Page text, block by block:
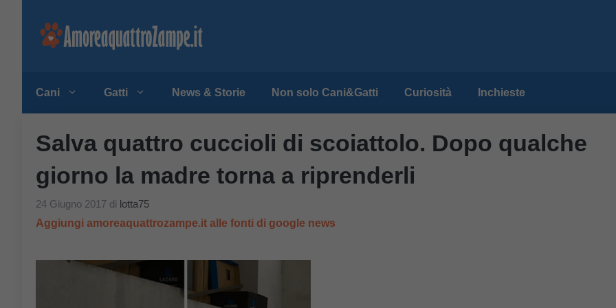
Cani Gatti News & Storie Non solo Cani&Gatti Curiosità Inchieste
Salva quattro cuccioli di scoiattolo. Dopo qualche
giorno la madre torna a riprenderli
24 Giugno 2017 di lotta75
Aggiungi amoreaquattrozampe.it alle fonti di google news